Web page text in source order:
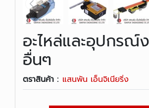
อะไหล่และอุปกรณ์
อื่นๆ
ตราสินค้า : แสนพัน เอ็นจิเนียริ่ง